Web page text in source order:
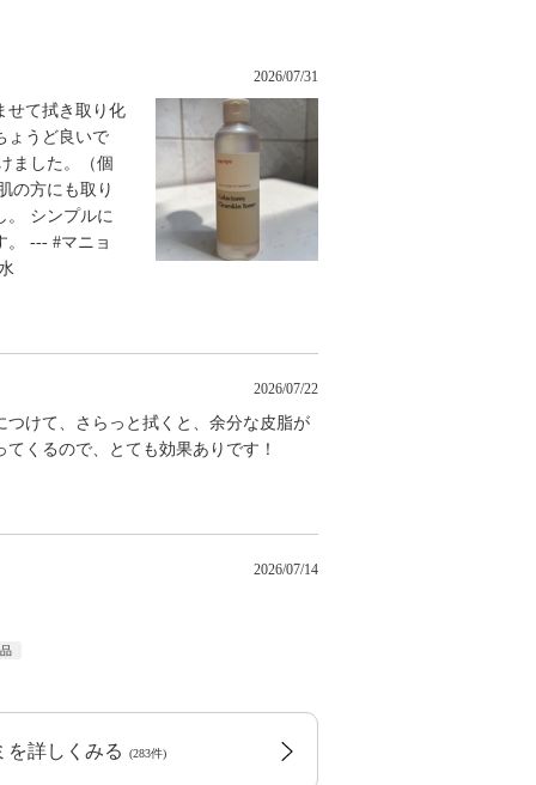
2026/07/31
せて拭き取り化
ょうど良いで
ました。（個
の方にも取り
。 シンプルに
。 --- #マニョ
2026/07/22
けて、さらっと拭くと、余分な皮脂が
くるので、とても効果ありです！
2026/07/14
を詳しくみる (283件)